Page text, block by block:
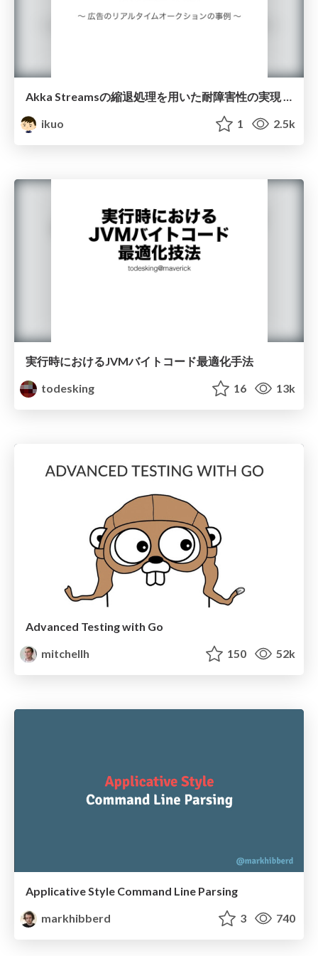
Akka Streamsの縮退処理を用いた耐障害性の実現 〜 広告のリアルタイムオークションの事例 〜
ikuo
1 2.5k
実行時におけるJVMバイトコード最適化手法
todesking
16 13k
Advanced Testing with Go
mitchellh
150 52k
Applicative Style Command Line Parsing
markhibberd
3 740